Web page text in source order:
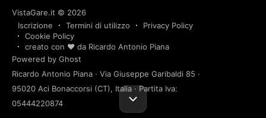
VistaGare.it © 2026
Iscrizione
Termini di utilizzo
Privacy Policy
Cookie Policy
creato con ❤️ da Ricardo Antonio Piana
Powered by Ghost
Ricardo Antonio Piana · Via Giuseppe Garibaldi 85 ·
95020 Aci Bonaccorsi (CT), Italia · Partita Iva:
05444220874